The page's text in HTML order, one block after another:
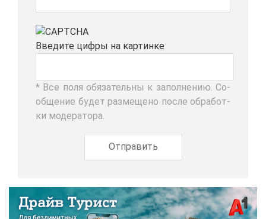
Вве­ди­те циф­ры на кар­тин­ке
* Все по­ля обя­за­тель­ны к за­пол­не­нию. Со­
об­ще­ние бу­дет раз­ме­ще­но по­сле об­ра­бот­
ки мо­де­ра­то­ра.